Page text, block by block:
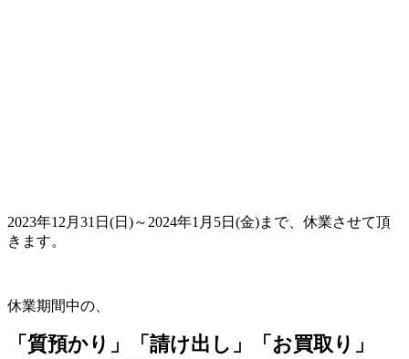
2023年12月31日(日)～2024年1月5日(金)まで、休業させて頂
きます。
休業期間中の、
「質預かり」「請け出し」「お買取り」